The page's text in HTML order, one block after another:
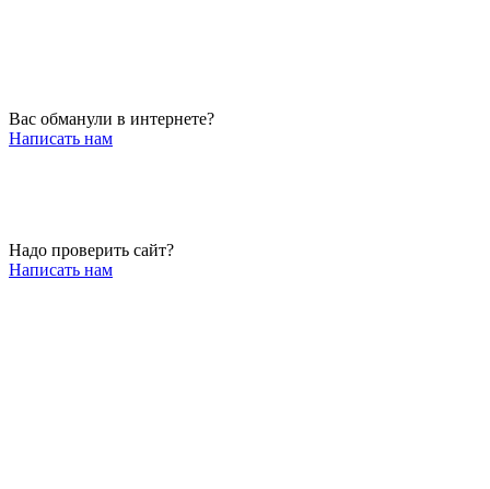
Вас обманули в интернете?
Написать нам
Надо проверить сайт?
Написать нам